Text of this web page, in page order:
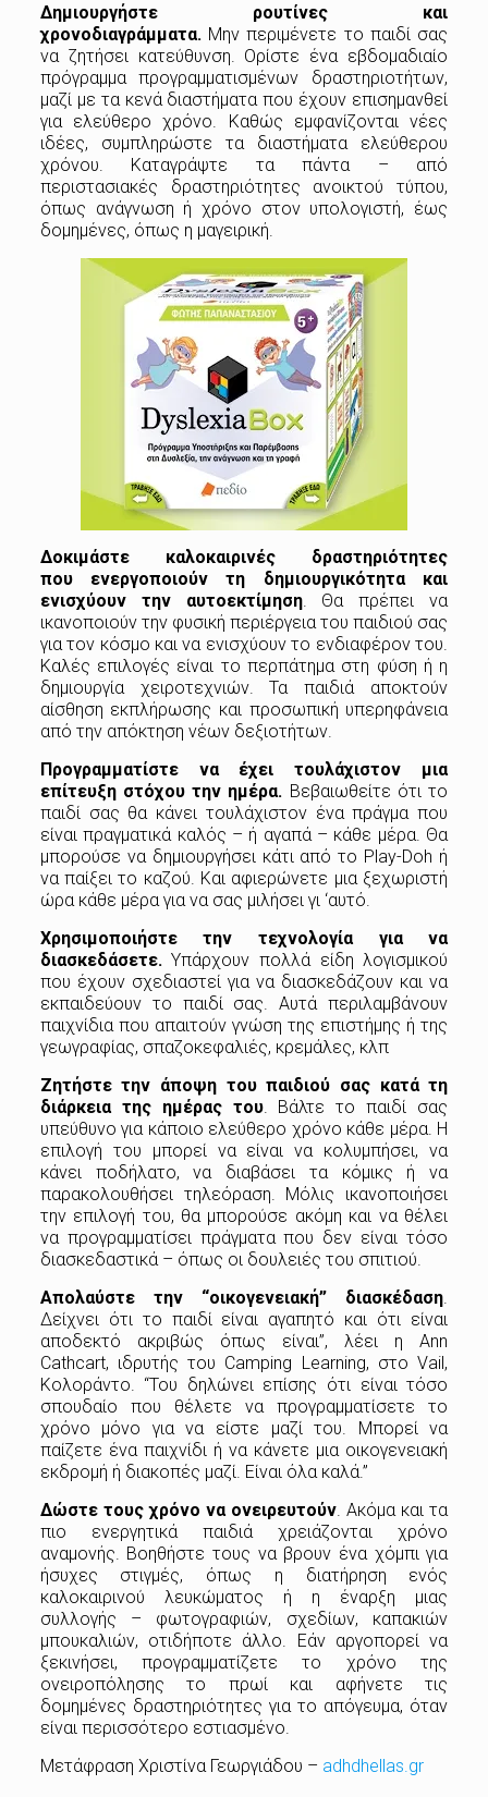
Δημιουργήστε ρουτίνες και
χρονοδιαγράμματα.Μην περιμένετε το παιδί σας
να ζητήσει κατεύθυνση. Ορίστε ένα εβδομαδιαίο
πρόγραμμα προγραμματισμένων δραστηριοτήτων,
μαζί με τα κενά διαστήματα που έχουν επισημανθεί
για ελεύθερο χρόνο. Καθώς εμφανίζονται νέες
ιδέες, συμπληρώστε τα διαστήματα ελεύθερου
χρόνου. Καταγράψτε τα πάντα – από
περιστασιακές δραστηριότητες ανοικτού τύπου,
όπως ανάγνωση ή χρόνο στον υπολογιστή, έως
δομημένες, όπως η μαγειρική.
Δοκιμάστε καλοκαιρινές δραστηριότητες
που ενεργοποιούν τη δημιουργικότητα και
ενισχύουν την αυτοεκτίμηση. Θα πρέπει να
ικανοποιούν την φυσική περιέργεια του παιδιού σας
για τον κόσμο και να ενισχύουν το ενδιαφέρον του.
Καλές επιλογές είναι το περπάτημα στη φύση ή η
δημιουργία χειροτεχνιών. Τα παιδιά αποκτούν
αίσθηση εκπλήρωσης και προσωπική υπερηφάνεια
από την απόκτηση νέων δεξιοτήτων.
Προγραμματίστε να έχει τουλάχιστον μια
επίτευξη στόχου την ημέρα. Βεβαιωθείτε ότι το
παιδί σας θα κάνει τουλάχιστον ένα πράγμα που
είναι πραγματικά καλός – ή αγαπά – κάθε μέρα. Θα
μπορούσε να δημιουργήσει κάτι από το Play-Doh ή
να παίξει το καζού. Και αφιερώνετε μια ξεχωριστή
ώρα κάθε μέρα για να σας μιλήσει γι ‘αυτό.
Χρησιμοποιήστε την τεχνολογία για να
διασκεδάσετε.Υπάρχουν πολλά είδη λογισμικού
που έχουν σχεδιαστεί για να διασκεδάζουν και να
εκπαιδεύουν το παιδί σας. Αυτά περιλαμβάνουν
παιχνίδια που απαιτούν γνώση της επιστήμης ή της
γεωγραφίας, σπαζοκεφαλιές, κρεμάλες, κλπ
Ζητήστε την άποψη του παιδιού σας κατά τη
διάρκεια της ημέρας του. Βάλτε το παιδί σας
υπεύθυνο για κάποιο ελεύθερο χρόνο κάθε μέρα. Η
επιλογή του μπορεί να είναι να κολυμπήσει, να
κάνει ποδήλατο, να διαβάσει τα κόμικς ή να
παρακολουθήσει τηλεόραση. Μόλις ικανοποιήσει
την επιλογή του, θα μπορούσε ακόμη και να θέλει
να προγραμματίσει πράγματα που δεν είναι τόσο
διασκεδαστικά – όπως οι δουλειές του σπιτιού.
Απολαύστε την “οικογενειακή” διασκέδαση.
Δείχνει ότι το παιδί είναι αγαπητό και ότι είναι
αποδεκτό ακριβώς όπως είναι”, λέει η Ann
Cathcart, ιδρυτής του Camping Learning, στο Vail,
Κολοράντο. “Του δηλώνει επίσης ότι είναι τόσο
σπουδαίο που θέλετε να προγραμματίσετε το
χρόνο μόνο για να είστε μαζί του. Μπορεί να
παίζετε ένα παιχνίδι ή να κάνετε μια οικογενειακή
εκδρομή ή διακοπές μαζί. Είναι όλα καλά.”
Δώστε τους χρόνο να ονειρευτούν. Ακόμα και τα
πιο ενεργητικά παιδιά χρειάζονται χρόνο
αναμονής. Βοηθήστε τους να βρουν ένα χόμπι για
ήσυχες στιγμές, όπως η διατήρηση ενός
καλοκαιρινού λευκώματος ή η έναρξη μιας
συλλογής – φωτογραφιών, σχεδίων, καπακιών
μπουκαλιών, οτιδήποτε άλλο. Εάν αργοπορεί να
ξεκινήσει, προγραμματίζετε το χρόνο της
ονειροπόλησης το πρωί και αφήνετε τις
δομημένες δραστηριότητες για το απόγευμα, όταν
είναι περισσότερο εστιασμένο.
Μετάφραση Χριστίνα Γεωργιάδου – adhdhellas.gr